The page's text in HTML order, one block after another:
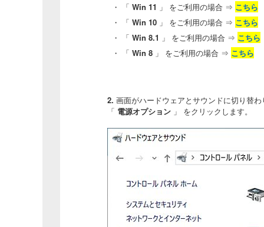
・ 「 Win 11 」 をご利用の場合 ⇒ こちら
・ 「 Win 10 」 をご利用の場合 ⇒ こちら
・ 「 Win 8.1 」 をご利用の場合 ⇒ こちら
・ 「 Win 8 」 をご利用の場合 ⇒ こちら
2. 画面がハードウェアとサウンドに切り替
「 電源オプション 」 をクリックします。